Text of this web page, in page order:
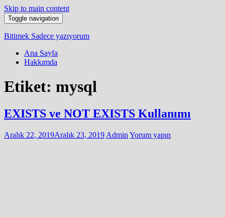
Skip to main content
Toggle navigation
Bitimek Sadece yazıyorum
Ana Sayfa
Hakkımda
Etiket: mysql
EXISTS ve NOT EXISTS Kullanımı
Aralık 22, 2019Aralık 23, 2019 Admin Yorum yapın